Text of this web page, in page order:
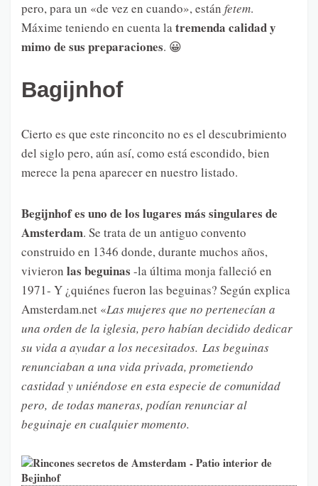
pero, para un «de vez en cuando», están fetem.
Máxime teniendo en cuenta la tremenda calidad y
mimo de sus preparaciones. 😀
Bagijnhof
Cierto es que este rinconcito no es el descubrimiento
del siglo pero, aún así, como está escondido, bien
merece la pena aparecer en nuestro listado.
Begijnhof es uno de los lugares más singulares de
Amsterdam. Se trata de un antiguo convento
construido en 1346 donde, durante muchos años,
vivieron las beguinas -la última monja falleció en
1971- Y ¿quiénes fueron las beguinas? Según explica
Amsterdam.net «Las mujeres que no pertenecían a
una orden de la iglesia, pero habían decidido dedicar
su vida a ayudar a los necesitados. Las beguinas
renunciaban a una vida privada, prometiendo
castidad y uniéndose en esta especie de comunidad
pero, de todas maneras, podían renunciar al
beguinaje en cualquier momento.